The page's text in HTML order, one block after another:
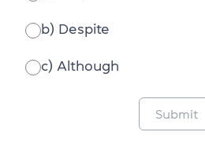
b) Despite
c) Although
Submit